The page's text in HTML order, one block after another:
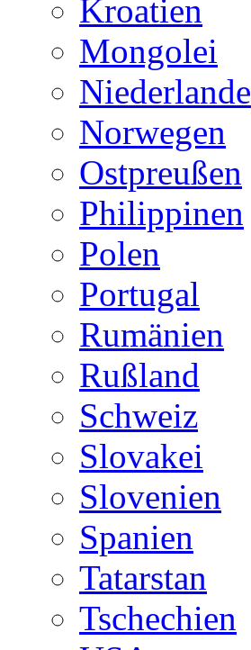
Kroatien
Mongolei
Niederlande
Norwegen
Ostpreußen
Philippinen
Polen
Portugal
Rumänien
Rußland
Schweiz
Slovakei
Slovenien
Spanien
Tatarstan
Tschechien